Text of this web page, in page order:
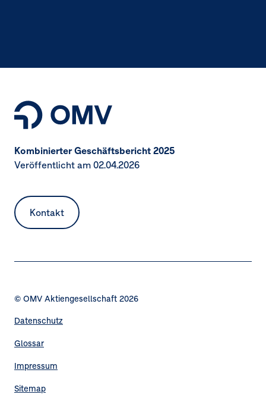
Kombinierter Geschäftsbericht 2025
Veröffentlicht am 02.04.2026
Kontakt
© OMV Aktiengesellschaft 2026
Fußzeilennavigation
Datenschutz
Glossar
Impressum
Sitemap